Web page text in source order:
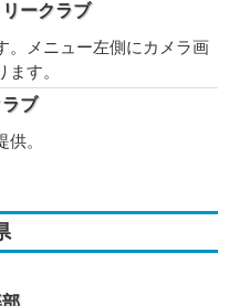
ークラブ
。メニュー左側にカメラ画
す。
ブ
。